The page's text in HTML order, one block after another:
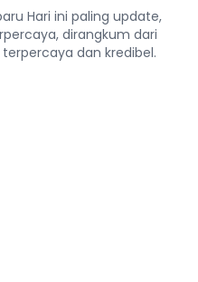
Hari ini paling update,
dirangkum dari
dan kredibel.